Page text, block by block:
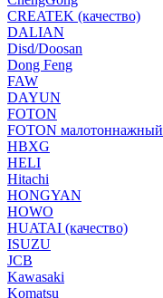
CREATEK (качество)
DALIAN
Disd/Doosan
Dong Feng
FAW
DAYUN
FOTON
FOTON малотоннажный
HBXG
HELI
Hitachi
HONGYAN
HOWO
HUATAI (качество)
ISUZU
JCB
Kawasaki
Komatsu